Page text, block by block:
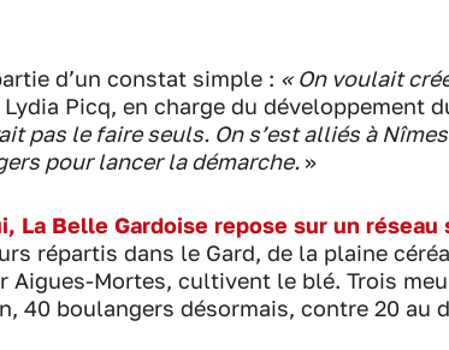
d’un constat simple : « On voulait
Picq, en charge du développement
pas le faire seuls. On s’est alliés à
pour lancer la démarche. »
La Belle Gardoise repose sur un réseau
répartis dans le Gard, de la plaine
Aigues-Mortes, cultivent le blé. Trois
40 boulangers désormais, contre 20 au